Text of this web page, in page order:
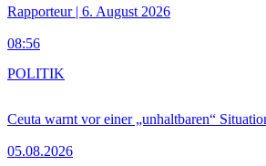
Rapporteur | 6. August 2026
08:56
Ceuta warnt vor einer „unhaltbaren“
05.08.2026
POLITIK